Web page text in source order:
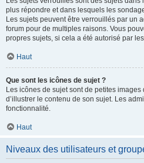
plus répondre et dans lesquels les
Les sujets peuvent être verrouillés par un
forum pour de multiples raisons. Vous
propres sujets, si cela a été autorisé par
Haut
Que sont les icônes de sujet ?
Les icônes de sujet sont de petites images
d’illustrer le contenu de son sujet. Les
fonctionnalité.
Haut
Niveaux des utilisateurs et